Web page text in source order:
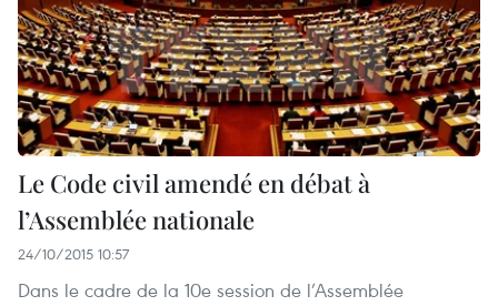
Le Code civil amendé en débat à
l’Assemblée nationale
24/10/2015 10:57
Dans le cadre de la 10e session de l’Assemblée